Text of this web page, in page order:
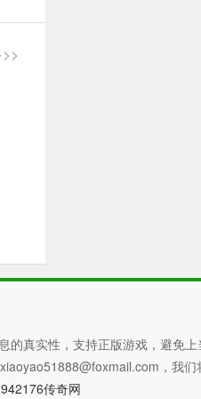
的真实性，支持正版游戏，避免上
，我们
942176传奇网